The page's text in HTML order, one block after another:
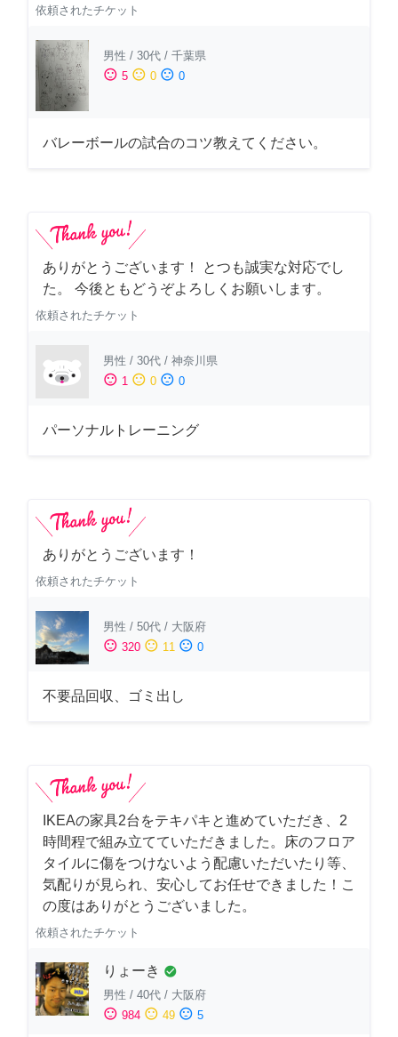
依頼されたチケット
男性 / 30代 / 千葉県
sentiment_satisfied 5 sentiment_neutral 0 sentiment_dissatisfied 0
バレーボールの試合のコツ教えてください。
ありがとうございます！ とつも誠実な対応でし
た。 今後ともどうぞよろしくお願いします。
依頼されたチケット
男性 / 30代 / 神奈川県
sentiment_satisfied 1 sentiment_neutral 0 sentiment_dissatisfied 0
パーソナルトレーニング
ありがとうございます！
依頼されたチケット
男性 / 50代 / 大阪府
sentiment_satisfied 320 sentiment_neutral 11 sentiment_dissatisfied 0
不要品回収、ゴミ出し
IKEAの家具2台をテキパキと進めていただき、2
時間程で組み立てていただきました。床のフロア
タイルに傷をつけないよう配慮いただいたり等、
気配りが見られ、安心してお任せできました！こ
の度はありがとうございました。
依頼されたチケット
りょーき check_circle
男性 / 40代 / 大阪府
sentiment_satisfied 984 sentiment_neutral 49 sentiment_dissatisfied 5